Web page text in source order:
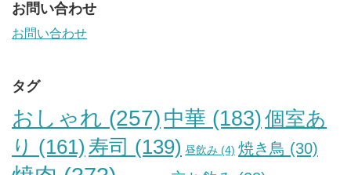
お問い合わせ
お問い合わせ
タグ
おしゃれ (257) 中華 (183)個室あ
り (161) 寿司 (139) 昼飲み (4) 焼き鳥 (30)